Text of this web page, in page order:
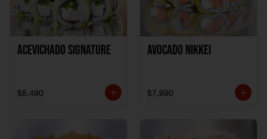
ACEVICHADO SIGNATURE
$8.490
AVOCADO NIKKEI
$7.990